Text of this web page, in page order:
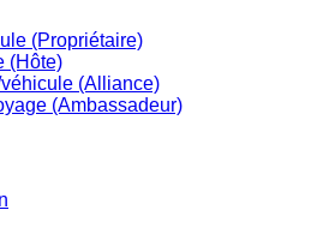
(Propriétaire)
(Hôte)
(Alliance)
(Ambassadeur)